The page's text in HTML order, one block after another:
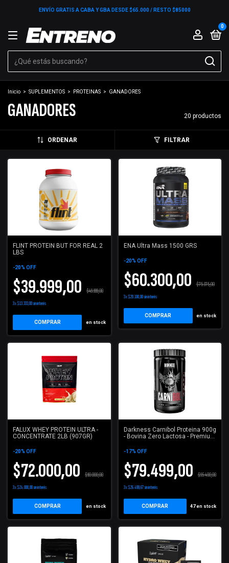
ENVÍO GRATIS A CABA Y GBA DESDE $65.000 / RESTO $85000
0
Inicio > SUPLEMENTOS > PROTEINAS > GANADORES
GANADORES 20 productos
ORDENAR FILTRAR
FLINT PROTEIN BUT FOR REAL 2
LBS
-20% OFF
$39.999,00 $49.999,00
3x$13.333,00sin interés
COMPRAR en stock
ENA Ultra Mass 1500 GRS
-20% OFF
$60.300,00 $75.375,00
3x$20.100,00sin interés
COMPRAR en stock
FALUX WHEY PROTEIN ULTRA -
CONCENTRATE 2LB (907GR)
-20% OFF
$72.000,00 $90.000,00
3x$24.000,00sin interés
COMPRAR en stock
Darkness Carnibol Proteina 900g
- Bovina Zero Lactosa - Premium
-17% OFF
$79.499,00 $95.400,00
3x$26.499,67sin interés
COMPRAR 47en stock